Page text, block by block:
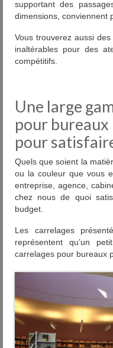
supportant des
dimensions, conviennent
Vous trouverez aussi
inaltérables pour des
compétitifs.
Une large
pour
pour
Quels que soient la
ou la couleur que vous
entreprise, agence,
chez nous de quoi
budget.
Les carrelages
représentent qu’un
carrelages pour bureaux